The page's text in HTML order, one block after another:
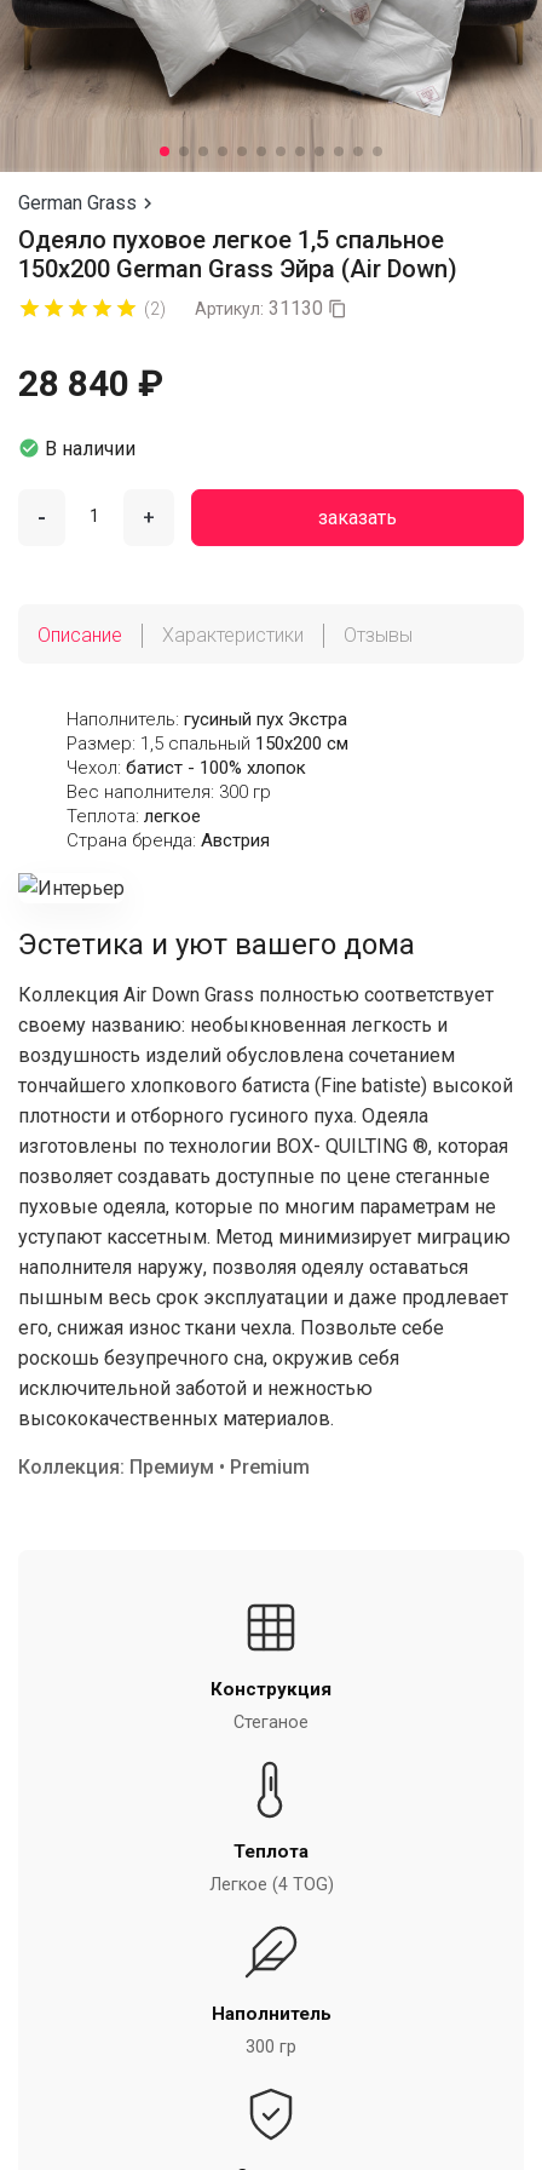
German Grass 
Одеяло пуховое легкое 1,5 спальное
150х200 German Grass Эйра (Air Down)

 (2) Артикул: 31130 
28 840 ₽
 В наличии
- + заказать
Описание Характеристики Отзывы
Наполнитель: гусиный пух Экстра
Размер: 1,5 спальный 150х200 см
Чехол: батист - 100% хлопок
Вес наполнителя: 300 гр
Теплота: легкое
Страна бренда: Австрия
Эстетика и уют вашего дома
Коллекция Air Down Grass полностью соответствует
своему названию: необыкновенная легкость и
воздушность изделий обусловлена сочетанием
тончайшего хлопкового батиста (Fine batiste) высокой
плотности и отборного гусиного пуха. Одеяла
изготовлены по технологии BOX- QUILTING ®, которая
позволяет создавать доступные по цене стеганные
пуховые одеяла, которые по многим параметрам не
уступают кассетным. Метод минимизирует миграцию
наполнителя наружу, позволяя одеялу оставаться
пышным весь срок эксплуатации и даже продлевает
его, снижая износ ткани чехла. Позвольте себе
роскошь безупречного сна, окружив себя
исключительной заботой и нежностью
высококачественных материалов.
Коллекция: Премиум • Premium
Конструкция
Стеганое
Теплота
Легкое (4 TOG)
Наполнитель
300 гр